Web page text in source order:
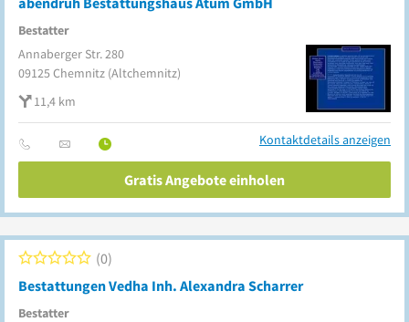
Bestatter
Annaberger Str. 280
09125Chemnitz (Altchemnitz)
11,4 km
Kontaktdetails anzeigen
Gratis Angebote einholen
Bestattungen Vedha Inh. Alexandra Scharrer
Bestatter
0